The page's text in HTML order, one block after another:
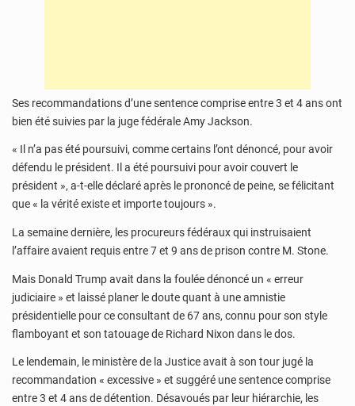
Ses recommandations d’une sentence comprise entre 3 et 4 ans ont
bien été suivies par la juge fédérale Amy Jackson.
« Il n’a pas été poursuivi, comme certains l’ont dénoncé, pour avoir
défendu le président. Il a été poursuivi pour avoir couvert le
président », a-t-elle déclaré après le prononcé de peine, se félicitant
que « la vérité existe et importe toujours ».
La semaine dernière, les procureurs fédéraux qui instruisaient
l’affaire avaient requis entre 7 et 9 ans de prison contre M. Stone.
Mais Donald Trump avait dans la foulée dénoncé un « erreur
judiciaire » et laissé planer le doute quant à une amnistie
présidentielle pour ce consultant de 67 ans, connu pour son style
flamboyant et son tatouage de Richard Nixon dans le dos.
Le lendemain, le ministère de la Justice avait à son tour jugé la
recommandation « excessive » et suggéré une sentence comprise
entre 3 et 4 ans de détention. Désavoués par leur hiérarchie, les